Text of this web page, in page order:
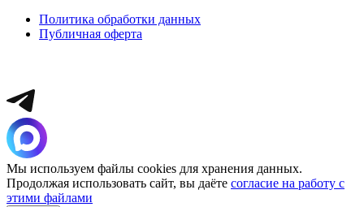
Политика обработки данных
Публичная оферта
Мы используем файлы cookies для хранения данных.
Продолжая использовать сайт, вы даёте согласие на работу с
этими файлами